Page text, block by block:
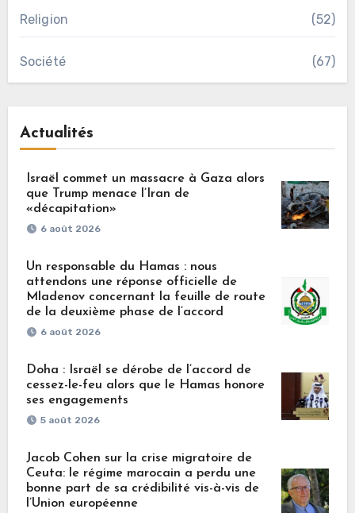
Religion (52)
Société (67)
Actualités
Israël commet un massacre à Gaza alors
que Trump menace l’Iran de
«décapitation»
6 août 2026
Un responsable du Hamas : nous
attendons une réponse officielle de
Mladenov concernant la feuille de route
de la deuxième phase de l’accord
6 août 2026
Doha : Israël se dérobe de l’accord de
cessez-le-feu alors que le Hamas honore
ses engagements
5 août 2026
Jacob Cohen sur la crise migratoire de
Ceuta: le régime marocain a perdu une
bonne part de sa crédibilité vis-à-vis de
l’Union européenne